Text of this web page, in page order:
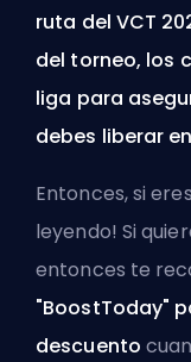
ruta del VCT
del torneo, los
liga para
debes liberar
Entonces, si
leyendo! Si
entonces te
"BoostToday"
descuento